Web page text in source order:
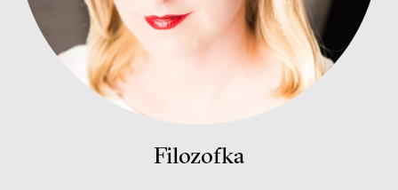
Bill McKibben
Environmentalista, spisovatel,
Filozofka